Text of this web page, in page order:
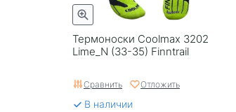
Термоноски Coolmax 3202
Lime_N (33-35) Finntrail
Сравнить Отложить
В наличии